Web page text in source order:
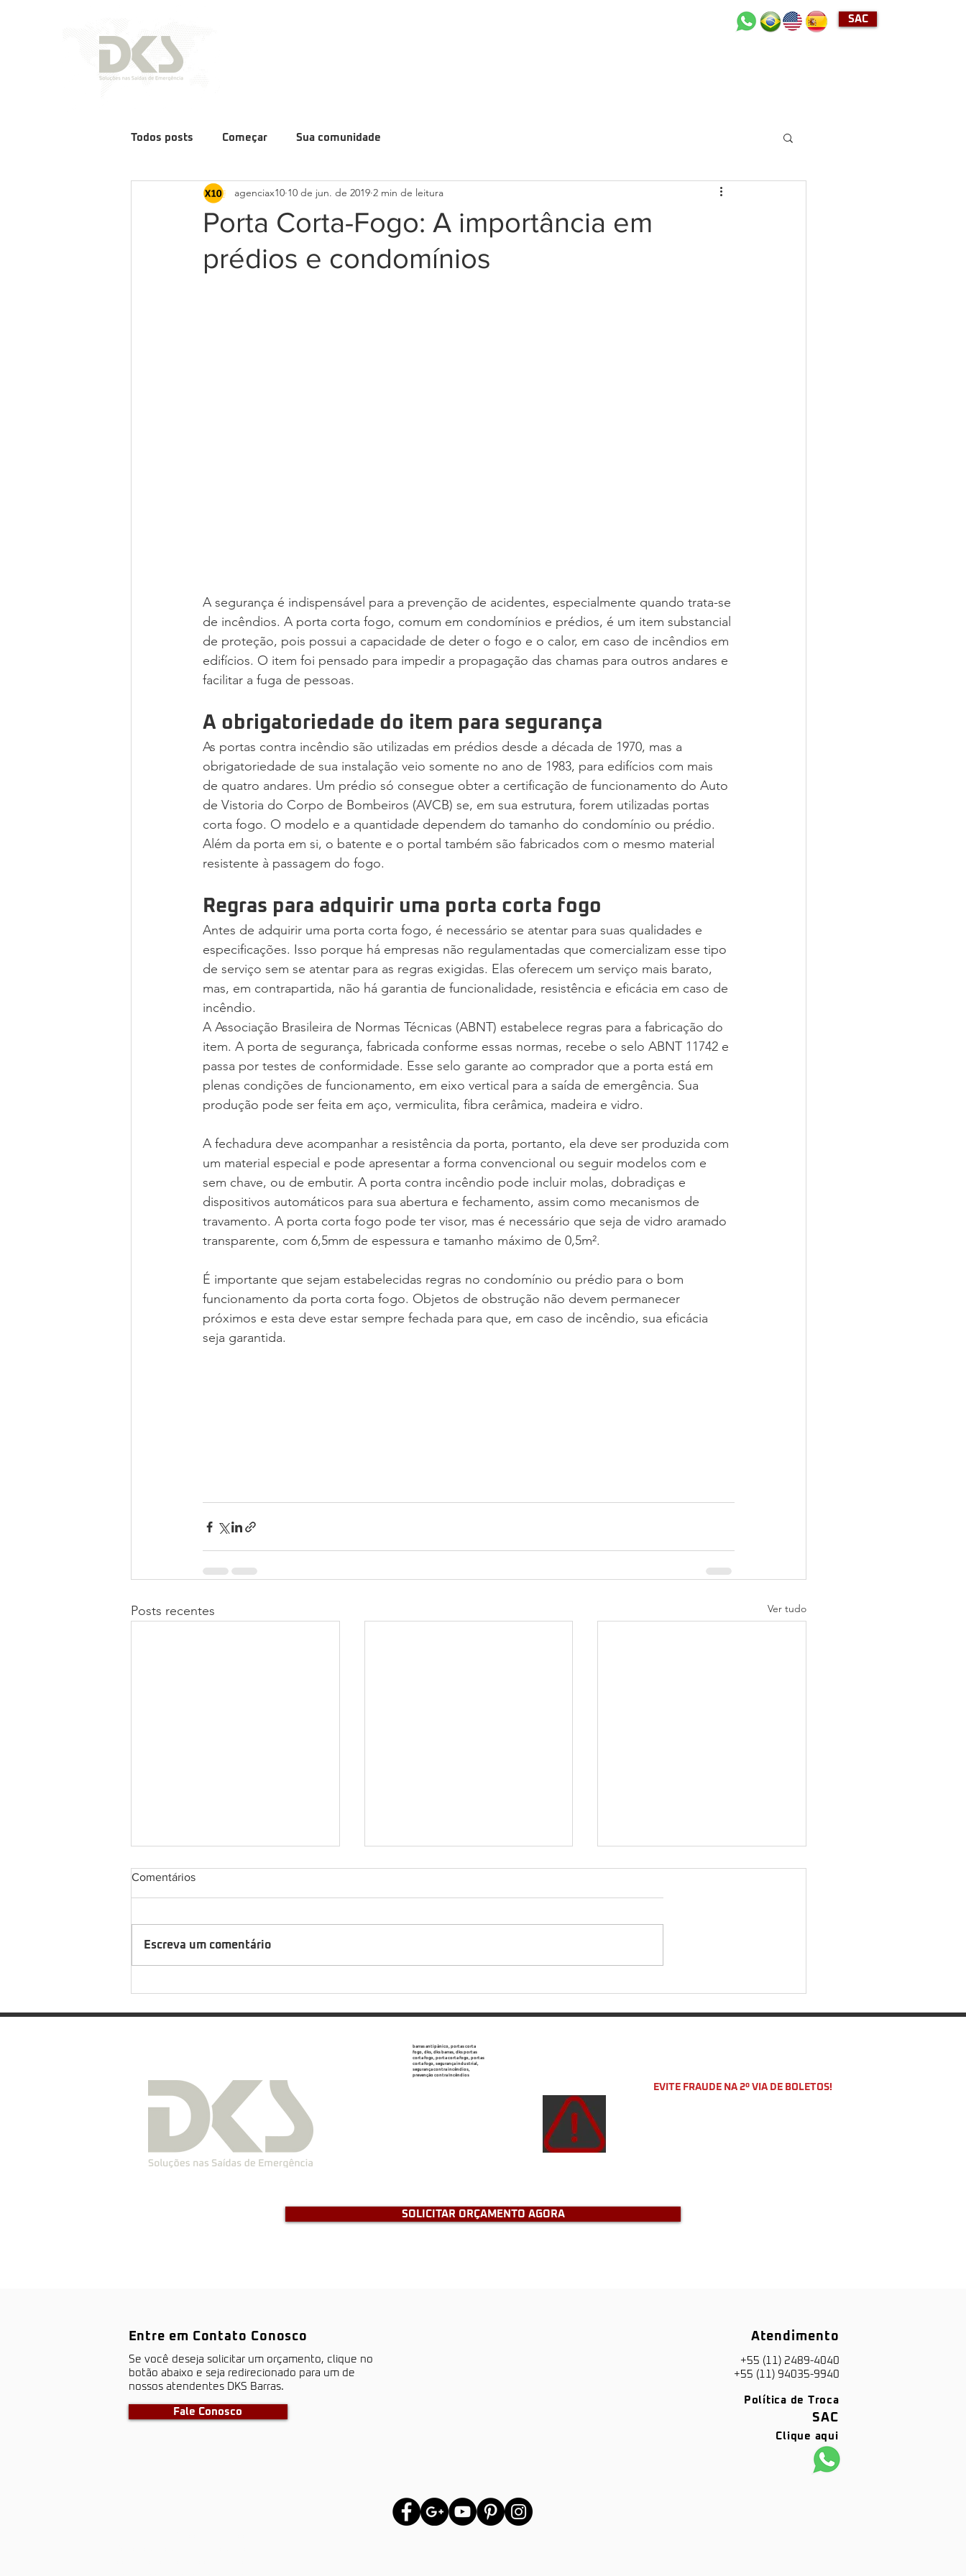
SAC
Todos posts Começar Sua comunidade
Porta Corta-Fogo: A importância em
prédios e condomínios
agenciax10 10 de jun. de 2019 2 min de leitura
A segurança é indispensável para a prevenção de acidentes, especialmente quando trata-se
de incêndios. A porta corta fogo, comum em condomínios e prédios, é um item substancial
de proteção, pois possui a capacidade de deter o fogo e o calor, em caso de incêndios em
edifícios. O item foi pensado para impedir a propagação das chamas para outros andares e
facilitar a fuga de pessoas.
A obrigatoriedade do item para segurança
As portas contra incêndio são utilizadas em prédios desde a década de 1970, mas a
obrigatoriedade de sua instalação veio somente no ano de 1983, para edifícios com mais
de quatro andares. Um prédio só consegue obter a certificação de funcionamento do Auto
de Vistoria do Corpo de Bombeiros (AVCB) se, em sua estrutura, forem utilizadas portas
corta fogo. O modelo e a quantidade dependem do tamanho do condomínio ou prédio.
Além da porta em si, o batente e o portal também são fabricados com o mesmo material
resistente à passagem do fogo.
Regras para adquirir uma porta corta fogo
Antes de adquirir uma porta corta fogo, é necessário se atentar para suas qualidades e
especificações. Isso porque há empresas não regulamentadas que comercializam esse tipo
de serviço sem se atentar para as regras exigidas. Elas oferecem um serviço mais barato,
mas, em contrapartida, não há garantia de funcionalidade, resistência e eficácia em caso de
incêndio.
A Associação Brasileira de Normas Técnicas (ABNT) estabelece regras para a fabricação do
item. A porta de segurança, fabricada conforme essas normas, recebe o selo ABNT 11742 e
passa por testes de conformidade. Esse selo garante ao comprador que a porta está em
plenas condições de funcionamento, em eixo vertical para a saída de emergência. Sua
produção pode ser feita em aço, vermiculita, fibra cerâmica, madeira e vidro.
A fechadura deve acompanhar a resistência da porta, portanto, ela deve ser produzida com
um material especial e pode apresentar a forma convencional ou seguir modelos com e
sem chave, ou de embutir. A porta contra incêndio pode incluir molas, dobradiças e
dispositivos automáticos para sua abertura e fechamento, assim como mecanismos de
travamento. A porta corta fogo pode ter visor, mas é necessário que seja de vidro aramado
transparente, com 6,5mm de espessura e tamanho máximo de 0,5m².
É importante que sejam estabelecidas regras no condomínio ou prédio para o bom
funcionamento da porta corta fogo. Objetos de obstrução não devem permanecer
próximos e esta deve estar sempre fechada para que, em caso de incêndio, sua eficácia
seja garantida.
Posts recentes Ver tudo
Comentários
Escreva um comentário
barras antipânico, portas corta
fogo, dks, dks barras, dks portas
corta fogo, porta corta fogo, portas
corta fogo, segurança industrial,
segurança contra incêndios,
prevenção contra Incêndios
EVITE FRAUDE NA 2º VIA DE BOLETOS!
SOLICITAR ORÇAMENTO AGORA
Entre em Contato Conosco
S​e você deseja solicitar um orçamento, clique no
botão abaixo e seja redirecionado para um de
nossos atendentes DKS Barras.
Fale Conosco
Política de Troca
SAC
Atendimento
+55 (11) 2489-4040
+55 (11) 94035-9940
Clique aqui